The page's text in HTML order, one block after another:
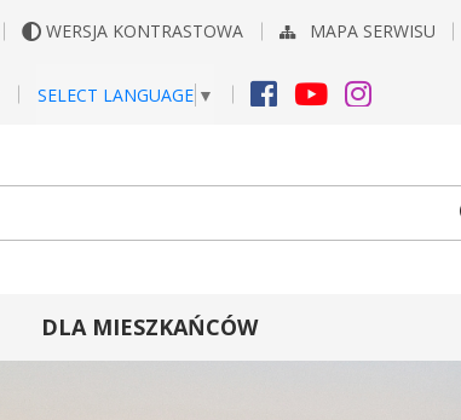
WERSJA KONTRASTOWA MAPA SERWISU
SELECT LANGUAGE ▼
FACEBOOK
YOUTUBEINSTAGRAM
DLA MIESZKAŃCÓW